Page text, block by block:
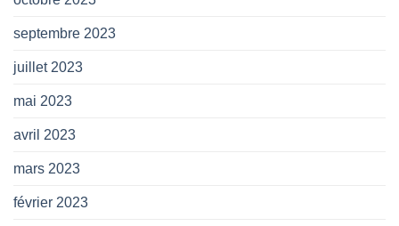
septembre 2023
juillet 2023
mai 2023
avril 2023
mars 2023
février 2023